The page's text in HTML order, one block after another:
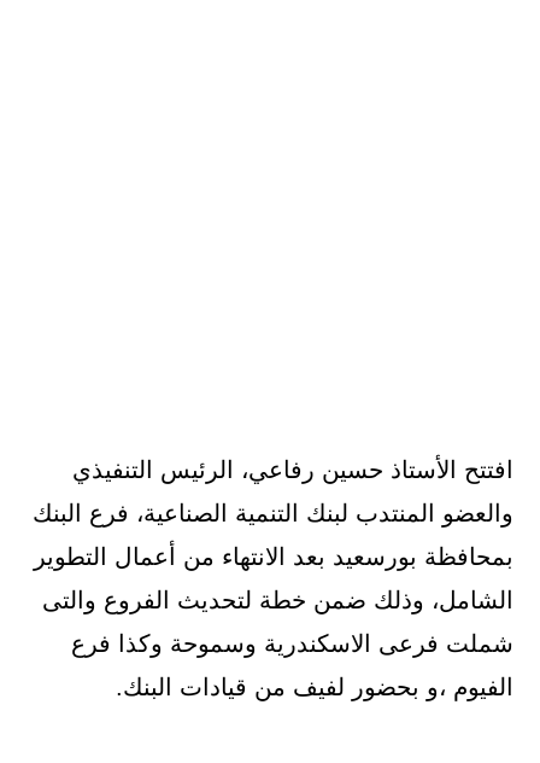
افتتح الأستاذ حسين رفاعي، الرئيس التنفيذي
والعضو المنتدب لبنك التنمية الصناعية، فرع البنك
بمحافظة بورسعيد بعد الانتهاء من أعمال التطوير
الشامل، وذلك ضمن خطة لتحديث الفروع والتى
شملت فرعى الاسكندرية وسموحة وكذا فرع
الفيوم ،و بحضور لفيف من قيادات البنك.